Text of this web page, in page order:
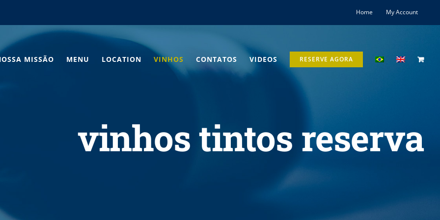
Home My Account
MISSÃO MENU LOCATION VINHOS CONTATOS VIDEOS RESERVE AGORA
vinhos tintos reserva